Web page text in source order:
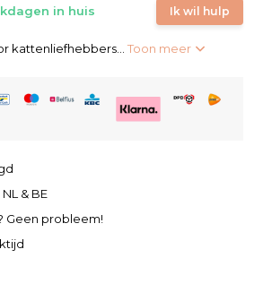
Ik wil hulp
in huis
kattenliefhebbers...Toon meer
& BE
Geen probleem!